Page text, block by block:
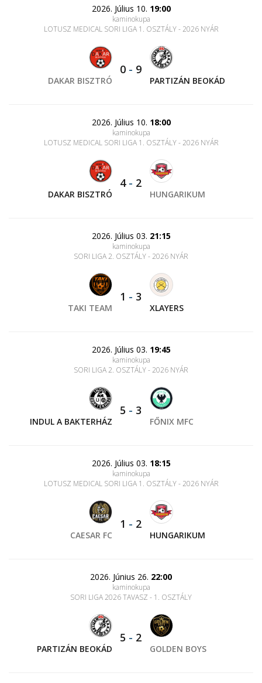
2026. Július 10. 19:00
kaminokupa
LOTUSZ MEDICAL SORI LIGA 1. OSZTÁLY - 2026 NYÁR
DAKAR BISZTRÓ
0 - 9
PARTIZÁN BEOKÁD
2026. Július 10. 18:00
kaminokupa
LOTUSZ MEDICAL SORI LIGA 1. OSZTÁLY - 2026 NYÁR
DAKAR BISZTRÓ
4- 2
HUNGARIKUM
2026. Július 03. 21:15
kaminokupa
SORI LIGA 2. OSZTÁLY - 2026 NYÁR
TAKI TEAM
1 - 3
XLAYERS
2026. Július 03. 19:45
kaminokupa
SORI LIGA 2. OSZTÁLY - 2026 NYÁR
INDUL A BAKTERHÁZ
5 - 3
FŐNIX MFC
2026. Július 03. 18:15
kaminokupa
LOTUSZ MEDICAL SORI LIGA 1. OSZTÁLY - 2026 NYÁR
CAESAR FC
1 - 2
HUNGARIKUM
2026. Június 26. 22:00
kaminokupa
SORI LIGA 2026 TAVASZ - 1. OSZTÁLY
PARTIZÁN BEOKÁD
5 - 2
GOLDEN BOYS